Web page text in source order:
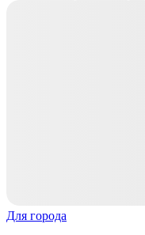
Для города